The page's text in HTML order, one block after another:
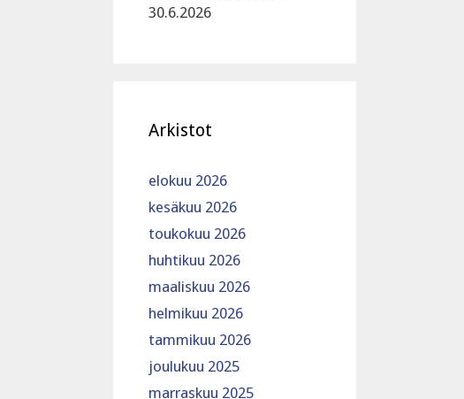
30.6.2026
Arkistot
elokuu 2026
kesäkuu 2026
toukokuu 2026
huhtikuu 2026
maaliskuu 2026
helmikuu 2026
tammikuu 2026
joulukuu 2025
marraskuu 2025